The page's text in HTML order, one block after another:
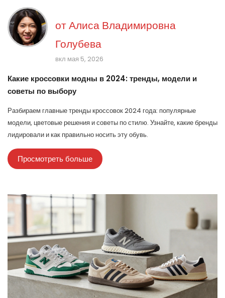
отАлиса Владимировна
Голубева
вкл мая 5, 2026
Какие кроссовки модны в 2024: тренды, модели и
советы по выбору
Разбираем главные тренды кроссовок 2024 года: популярные
модели, цветовые решения и советы по стилю. Узнайте, какие бренды
лидировали и как правильно носить эту обувь.
Просмотреть больше